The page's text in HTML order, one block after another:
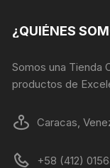
¿QUIÉNES
Somos una Tienda
productos de
Caracas,
+58 (412)